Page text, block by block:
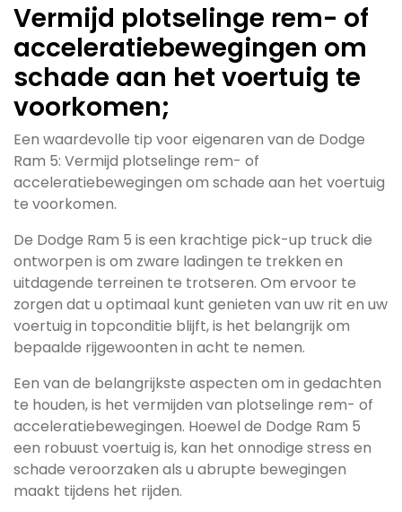
Vermijd plotselinge rem- of
acceleratiebewegingen om
schade aan het voertuig te
voorkomen;
Een waardevolle tip voor eigenaren van de Dodge
Ram 5: Vermijd plotselinge rem- of
acceleratiebewegingen om schade aan het voertuig
te voorkomen.
De Dodge Ram 5 is een krachtige pick-up truck die
ontworpen is om zware ladingen te trekken en
uitdagende terreinen te trotseren. Om ervoor te
zorgen dat u optimaal kunt genieten van uw rit en uw
voertuig in topconditie blijft, is het belangrijk om
bepaalde rijgewoonten in acht te nemen.
Een van de belangrijkste aspecten om in gedachten
te houden, is het vermijden van plotselinge rem- of
acceleratiebewegingen. Hoewel de Dodge Ram 5
een robuust voertuig is, kan het onnodige stress en
schade veroorzaken als u abrupte bewegingen
maakt tijdens het rijden.